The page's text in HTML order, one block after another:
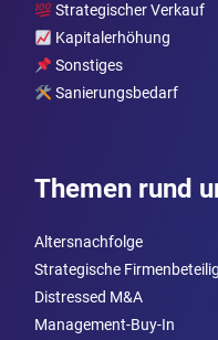
Strategischer Verkauf
Kapitalerhöhung
Sonstiges
Sanierungsbedarf
Themen rund
Altersnachfolge
Strategische
Distressed M&A
Management-Buy-In